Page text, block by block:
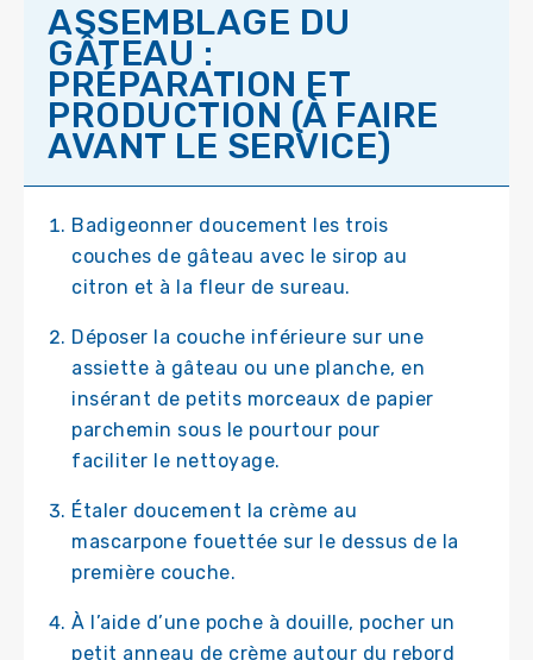
ASSEMBLAGE DU
GÂTEAU :
PRÉPARATION ET
PRODUCTION (À FAIRE
AVANT LE SERVICE)
Badigeonner doucement les trois
couches de gâteau avec le sirop au
citron et à la fleur de sureau.
Déposer la couche inférieure sur une
assiette à gâteau ou une planche, en
insérant de petits morceaux de papier
parchemin sous le pourtour pour
faciliter le nettoyage.
Étaler doucement la crème au
mascarpone fouettée sur le dessus de la
première couche.
À l’aide d’une poche à douille, pocher un
petit anneau de crème autour du rebord